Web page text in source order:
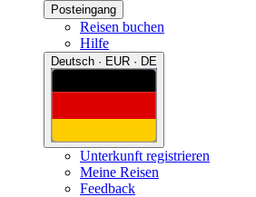
Posteingang
Reisen buchen
Hilfe
Deutsch · EUR · DE
Unterkunft registrieren
Meine Reisen
Feedback